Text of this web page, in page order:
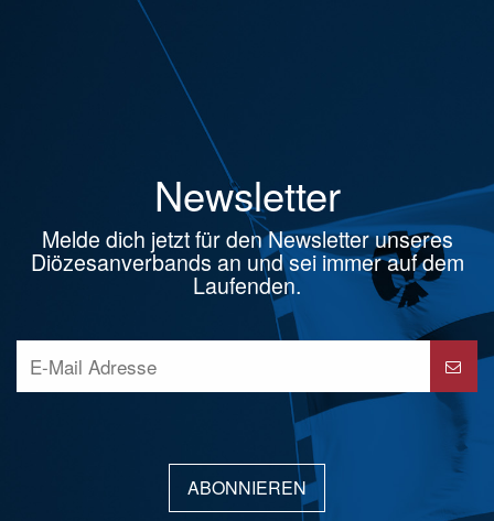
Newsletter
Melde dich jetzt für den Newsletter unseres
Diözesanverbands an und sei immer auf dem
Laufenden.
ABONNIEREN